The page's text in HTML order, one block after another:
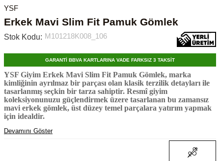
YSF
Erkek Mavi Slim Fit Pamuk Gömlek
Stok Kodu: M101218K008_106
GARANTİ BBVA KARTLARINA VADE FARKSIZ 3 TAKSİT
YSF Giyim Erkek Mavi Slim Fit Pamuk Gömlek, marka
kimliğinin ayrılmaz bir parçası olan klasik terzilik detayları ile
tasarlanmış seçkin bir tarza sahiptir. Resmî giyim
koleksiyonunuzu güçlendirmek üzere tasarlanan bu zamansız
mavi erkek gömlek, üst düzey temel parçalara yatırım yapmak
için idealdir.
Devamını Göster